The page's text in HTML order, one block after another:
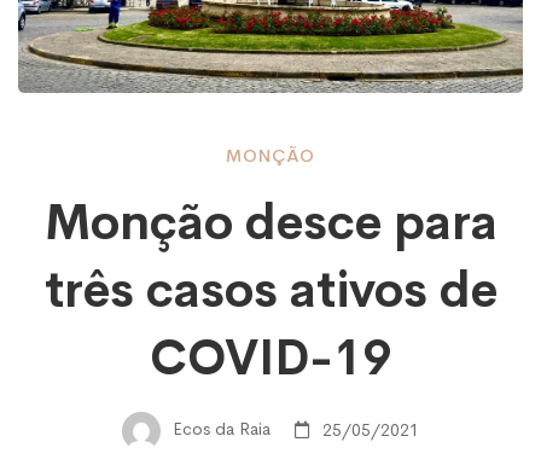
Monção
desce
três
MONÇÃO
Monção desce para
três casos ativos de
COVID-19
Ecos da Raia 25/05/2021